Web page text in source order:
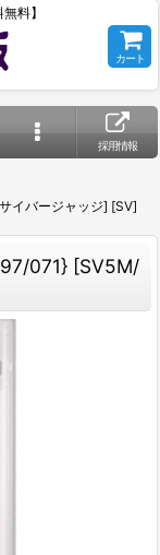
料】
カート
採用情報
イバージャッジ] [SV]
071} [SV5M/